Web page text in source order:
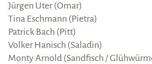
Jürgen Uter (Omar)
Tina Eschmann (Pietra)
Patrick Bach (Pitt)
Volker Hanisch (Saladin)
Monty Arnold (Sandfisch /